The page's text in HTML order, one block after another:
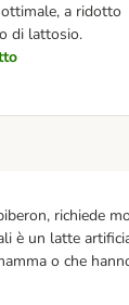
a ridotto
di lattosio.
richiede
è un latte
o che